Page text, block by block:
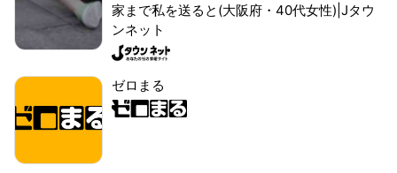
家まで私を送ると(大阪府・40代女性)|Jタウ
ンネット
ゼロまる